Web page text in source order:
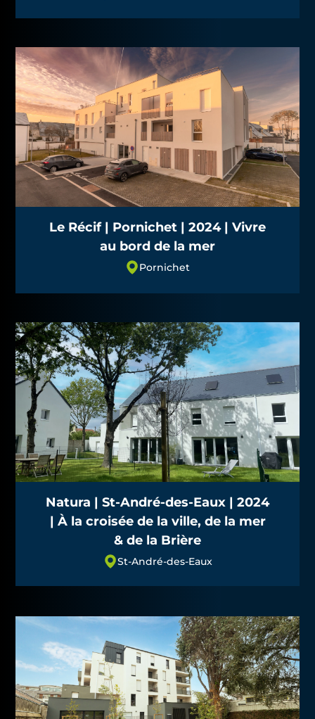
Le Récif | Pornichet | 2024 | Vivre
au bord de la mer
Pornichet
Natura | St-André-des-Eaux | 2024
| À la croisée de la ville, de la mer
& de la Brière
St-André-des-Eaux